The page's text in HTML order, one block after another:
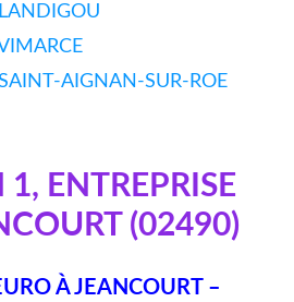
AIGNAN-SUR-ROE
1, ENTREPRISE
(02490)
À JEANCOURT –